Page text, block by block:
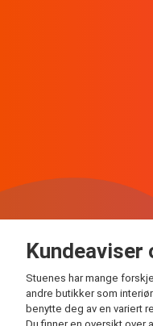
Kundeaviser
Stuenes har mange
andre butikker som
benytte deg av en variert